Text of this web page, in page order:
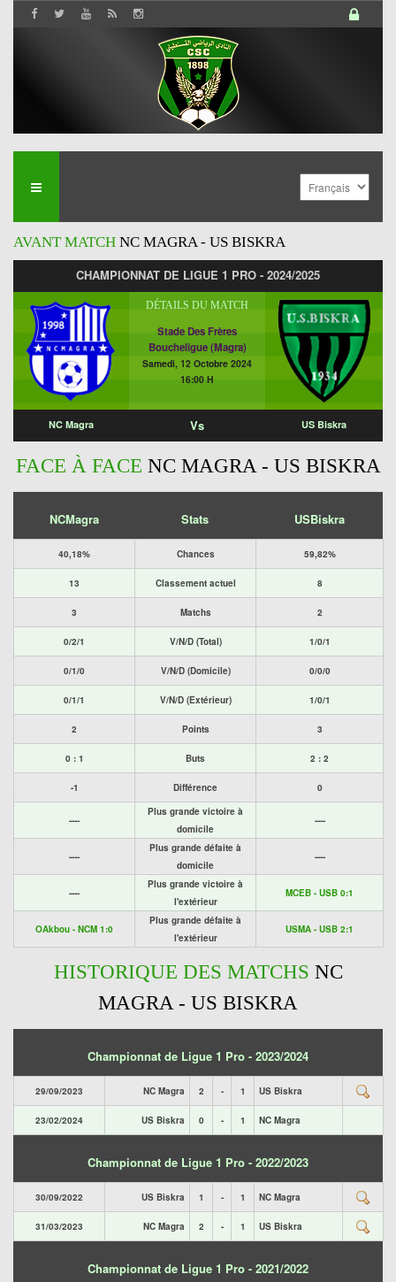
AVANT MATCH NC MAGRA - US BISKRA
CHAMPIONNAT DE LIGUE 1 PRO - 2024/2025
DÉTAILS DU MATCH
Stade Des Frères
Boucheligue (Magra)
Samedi, 12 Octobre 2024
16:00 H
NC Magra Vs US Biskra
FACE À FACE NC MAGRA - US BISKRA
NCMagra Stats USBiskra
40,18% Chances 59,82%
13 Classement actuel 8
3 Matchs 2
0/2/1 V/N/D (Total) 1/0/1
0/1/0 V/N/D (Domicile) 0/0/0
0/1/1 V/N/D (Extérieur) 1/0/1
2 Points 3
0 : 1 Buts 2 : 2
-1 Différence 0
----
Plus grande victoire à
domicile
----
----
Plus grande défaite à
domicile
----
----
Plus grande victoire à
l'extérieur
MCEB - USB 0:1
OAkbou - NCM 1:0
Plus grande défaite à
l'extérieur
USMA - USB 2:1
HISTORIQUE DES MATCHS NC
MAGRA - US BISKRA
Championnat de Ligue 1 Pro - 2023/2024
29/09/2023 NC Magra 2 - 1 US Biskra
23/02/2024 US Biskra 0 - 1 NC Magra
Championnat de Ligue 1 Pro - 2022/2023
30/09/2022 US Biskra 1 - 1 NC Magra
31/03/2023 NC Magra 2 - 1 US Biskra
Championnat de Ligue 1 Pro - 2021/2022